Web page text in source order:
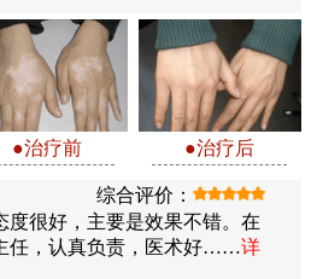
●治疗前 ●治疗后
综合评价：
度很好，主要是效果不错。在
任，认真负责，医术好……详